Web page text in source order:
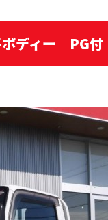
ディー PG付